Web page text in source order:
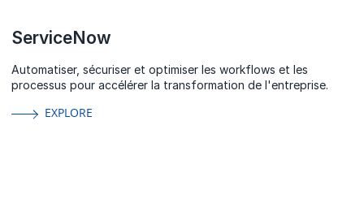
ServiceNow
Automatiser, sécuriser et optimiser les workflows et les
processus pour accélérer la transformation de l'entreprise.
EXPLORE